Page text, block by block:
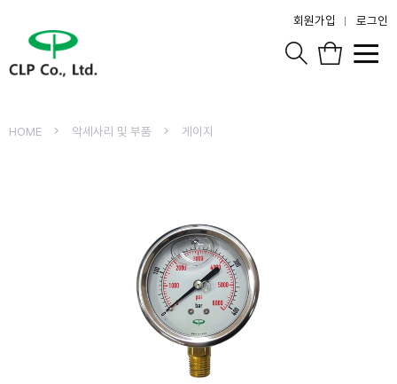
회원가입 로그인
HOME 악세사리 및 부품 게이지